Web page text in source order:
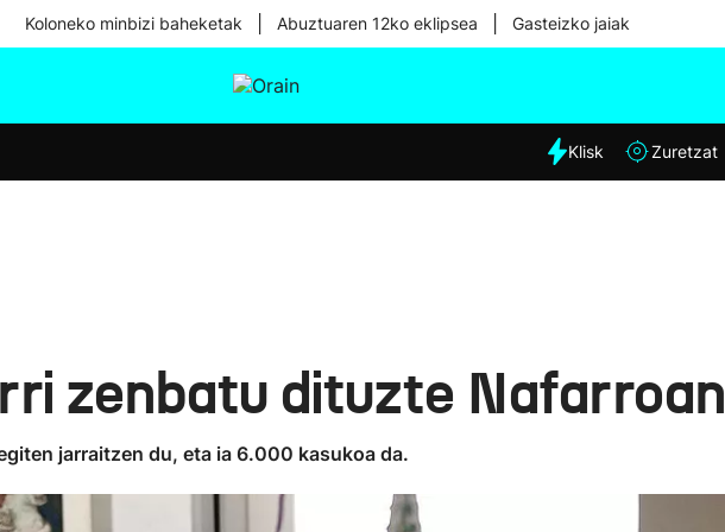
Koloneko minbizi baheketak Abuztuaren 12ko eklipsea Gasteizko jaiak
Eguraldia
Klisk Zuretzat
zenbatu dituzte Nafarroan
jarraitzen du, eta ia 6.000 kasukoa da.